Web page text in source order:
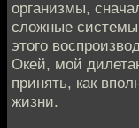
организмы,
сложные
этого
Окей, мой
принять, как
жизни.